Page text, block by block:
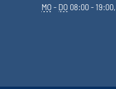
MO- DO 08:00 - 19:00,